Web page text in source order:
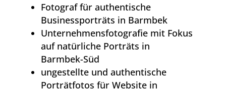
Fotograf für authentische
Businessporträts in Barmbek
Unternehmensfotografie mit Fokus
auf natürliche Porträts in
Barmbek-Süd
ungestellte und authentische
Porträtfotos für Website in